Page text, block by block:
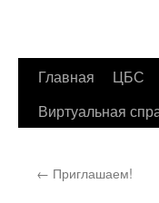
Перейти
Главная ЦБС
Виртуальная
← Приглашаем!